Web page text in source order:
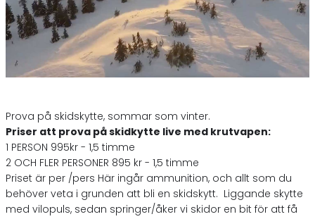
Prova på skidskytte, sommar som vinter.
Priser att prova på skidkytte live med krutvapen:
1 PERSON 995kr - 1,5 timme
2 OCH FLER PERSONER 895 kr - 1,5 timme
Priset är per /pers Här ingår ammunition, och allt som du
behöver veta i grunden att bli en skidskytt. Liggande skytte
med vilopuls, sedan springer/åker vi skidor en bit för att få